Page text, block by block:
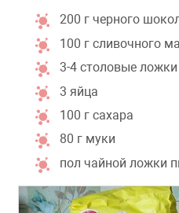
200 г черного
100 г сливочного
3-4 столовые
3 яйца
100 г сахара
80 г муки
пол чайной ложки